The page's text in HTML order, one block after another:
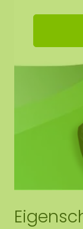
abweichen.
benötigen?